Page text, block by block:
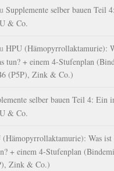
Supplemente selber bauen Teil
& Co.
HPU (Hämopyrrollaktamurie):
tun? + einem 4-Stufenplan
(P5P), Zink & Co.)
selber bauen Teil 4: Ein
& Co.
Was ist
+ einem 4-Stufenplan
Zink & Co.)